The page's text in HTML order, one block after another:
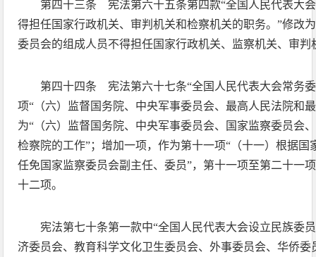
第四十三条 宪法第六十五条第四款“全国人民代表大
得担任国家行政机关、审判机关和检察机关的职务。”修改
委员会的组成人员不得担任国家行政机关、监察机关、审判
第四十四条 宪法第六十七条“全国人民代表大会常务
项“（六）监督国务院、中央军事委员会、最高人民法院和
为“（六）监督国务院、中央军事委员会、国家监察委员会
检察院的工作”；增加一项，作为第十一项“（十一）根据国
任免国家监察委员会副主任、委员”，第十一项至第二十一
十二项。
宪法第七十条第一款中“全国人民代表大会设立民族委
济委员会、教育科学文化卫生委员会、外事委员会、华侨